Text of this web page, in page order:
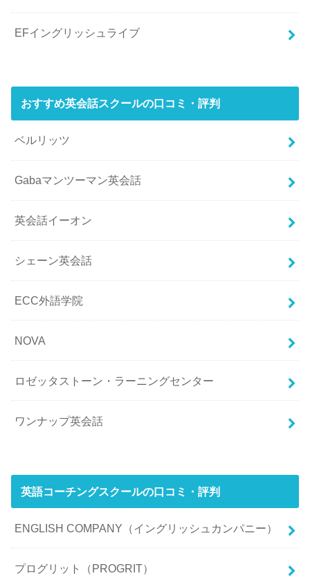
EFイングリッシュライブ
おすすめ英会話スクールの口コミ・評判
ベルリッツ
Gabaマンツーマン英会話
英会話イーオン
シェーン英会話
ECC外語学院
NOVA
ロゼッタストーン・ラーニングセンター
ワンナップ英会話
英語コーチングスクールの口コミ・評判
ENGLISH COMPANY（イングリッシュカンパニー）
プログリット（PROGRIT）